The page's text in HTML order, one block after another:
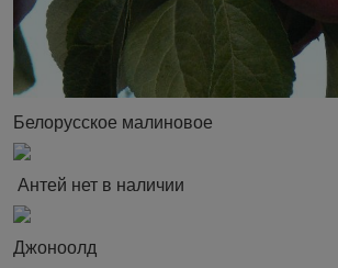
Белорусское малиновое
Антей нет в наличии
Джоноолд